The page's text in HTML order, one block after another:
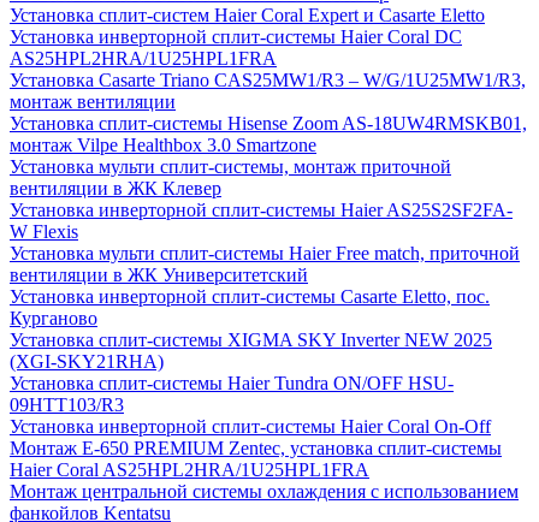
Установка сплит-систем Haier Coral Expert и Casarte Eletto
Установка инверторной сплит-системы Haier Coral DC
AS25HPL2HRA/1U25HPL1FRA
Установка Casarte Triano CAS25MW1/R3 – W/G/1U25MW1/R3,
монтаж вентиляции
Установка сплит-системы Hisense Zoom AS-18UW4RMSKB01,
монтаж Vilpe Healthbox 3.0 Smartzone
Установка мульти сплит-системы, монтаж приточной
вентиляции в ЖК Клевер
Установка инверторной сплит-системы Haier AS25S2SF2FA-
W Flexis
Установка мульти сплит-системы Haier Free match, приточной
вентиляции в ЖК Университетский
Установка инверторной сплит-системы Casarte Eletto, пос.
Курганово
Установка сплит-системы XIGMA SKY Inverter NEW 2025
(XGI-SKY21RHA)
Установка сплит-системы Haier Tundra ON/OFF HSU-
09HTT103/R3
Установка инверторной сплит-системы Haier Coral On-Off
Монтаж E-650 PREMIUM Zentec, установка сплит-системы
Haier Coral AS25HPL2HRA/1U25HPL1FRA
Монтаж центральной системы охлаждения с использованием
фанкойлов Kentatsu